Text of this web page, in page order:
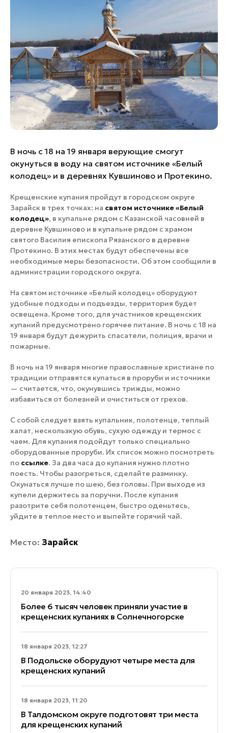
Горнолыжные клубы
Инвестиционный портал
Федоскинская фабрика
Пикник в Подмосковье
Золотое кольцо России
Войти
Инвесторам
Особо охраняемые
природные территории
20 января 2023, 14:40
Более 6 тысяч человек приняли участие в
крещенских купаниях в Солнечногорске
18 января 2023, 12:27
В Подольске оборудуют четыре места для
крещенских купаний
18 января 2023, 11:20
В Талдомском округе подготовят три места
для крещенских купаний
В ночь с 18 на 19 января верующие смогут
окунуться в воду на святом источнике «Белый
колодец» и в деревнях Кувшиново и Протекино.
Крещенские купания пройдут в городском округе
Зарайск в трех точках: на святом источнике «Белый
колодец», в купальне рядом с Казанской часовней в
деревне Кувшиново и в купальне рядом с храмом
святого Василия епископа Рязанского в деревне
Протекино. В этих местах будут обеспечены все
необходимые меры безопасности. Об этом сообщили в
администрации городского округа.
На святом источнике «Белый колодец» оборудуют
удобные подходы и подъезды, территория будет
освещена. Кроме того, для участников крещенских
купаний предусмотрено горячее питание. В ночь с 18 на
19 января будут дежурить спасатели, полиция, врачи и
пожарные.
В ночь на 19 января многие православные христиане по
традиции отправятся купаться в проруби и источники
— считается, что, окунувшись трижды, можно
избавиться от болезней и очиститься от грехов.
С собой следует взять купальник, полотенце, теплый
халат, нескользкую обувь, сухую одежду и термос с
чаем. Для купания подойдут только специально
оборудованные проруби. Их список можно посмотреть
по ссылке. За два часа до купания нужно плотно
поесть. Чтобы разогреться, сделайте разминку.
Окунаться лучше по шею, без головы. При выходе из
купели держитесь за поручни. После купания
разотрите себя полотенцем, быстро оденьтесь,
уйдите в теплое место и выпейте горячий чай.
Место: Зарайск